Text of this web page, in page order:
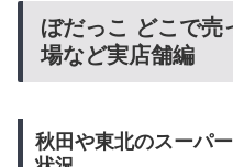
ぼだっこ どこで売
場など実店舗編
秋田や東北のスーパ